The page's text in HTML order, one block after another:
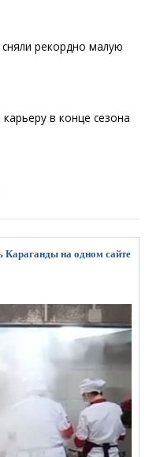
рекордно малую
в конце сезона
Караганды на одном сайте